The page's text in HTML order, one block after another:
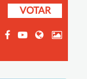
VOTAR